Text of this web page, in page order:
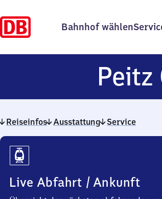
Bahnhof wählen
Peitz
Reiseinfos Ausstattung Service
Reiseinfos
Live Abfahrt / Ankunft